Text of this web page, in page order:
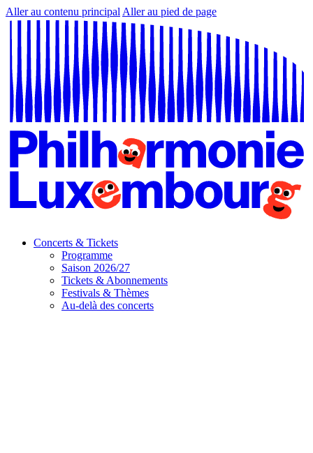
Aller au contenu principal Aller au pied de page
Concerts & Tickets
Programme
Saison 2026/27
Tickets & Abonnements
Festivals & Thèmes
Au-delà des concerts